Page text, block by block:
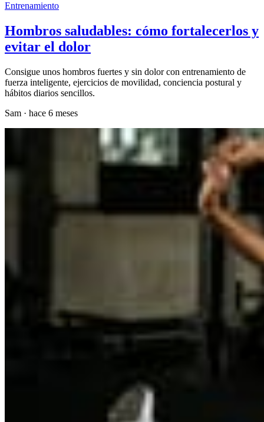
Entrenamiento
Hombros saludables: cómo fortalecerlos y
evitar el dolor
Consigue unos hombros fuertes y sin dolor con entrenamiento de
fuerza inteligente, ejercicios de movilidad, conciencia postural y
hábitos diarios sencillos.
Sam · hace 6 meses